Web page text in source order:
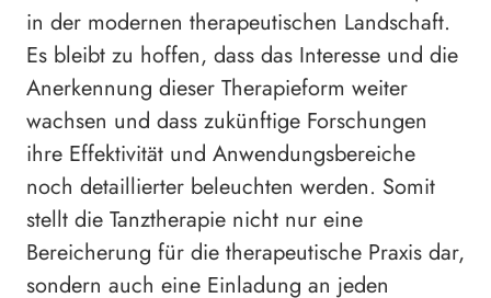
in der modernen therapeutischen Landschaft.
Es bleibt zu hoffen, dass das Interesse und die
Anerkennung dieser Therapieform weiter
wachsen und dass zukünftige Forschungen
ihre Effektivität und Anwendungsbereiche
noch detaillierter beleuchten werden. Somit
stellt die Tanztherapie nicht nur eine
Bereicherung für die therapeutische Praxis dar,
sondern auch eine Einladung an jeden